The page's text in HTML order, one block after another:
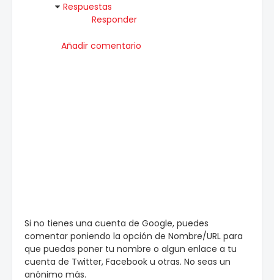
Respuestas
Responder
Añadir comentario
Si no tienes una cuenta de Google, puedes
comentar poniendo la opción de Nombre/URL para
que puedas poner tu nombre o algun enlace a tu
cuenta de Twitter, Facebook u otras. No seas un
anónimo más.